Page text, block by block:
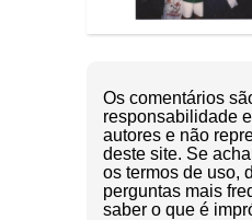
Os comentários
responsabilidade
autores e não
deste site. Se
os termos de uso,
perguntas mais
saber o que é